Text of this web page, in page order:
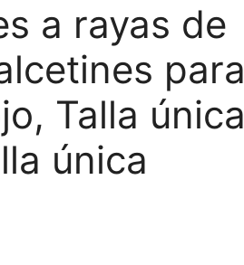
a rayas de
para
Talla única
única